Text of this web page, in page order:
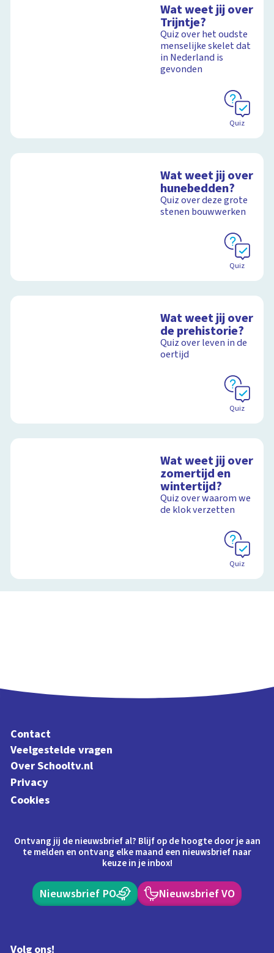
Wat weet jij over
Trijntje?
Quiz over het oudste
menselijke skelet dat
in Nederland is
gevonden
Quiz
Wat weet jij over
hunebedden?
Quiz over deze grote
stenen bouwwerken
Quiz
Wat weet jij over
de prehistorie?
Quiz over leven in de
oertijd
Quiz
Wat weet jij over
zomertijd en
wintertijd?
Quiz over waarom we
de klok verzetten
Quiz
Contact
Veelgestelde vragen
Over Schooltv.nl
Privacy
Cookies
Ontvang jij de nieuwsbrief al? Blijf op de hoogte door je aan
te melden en ontvang elke maand een nieuwsbrief naar
keuze in je inbox!
Nieuwsbrief PO Nieuwsbrief VO
Volg ons!